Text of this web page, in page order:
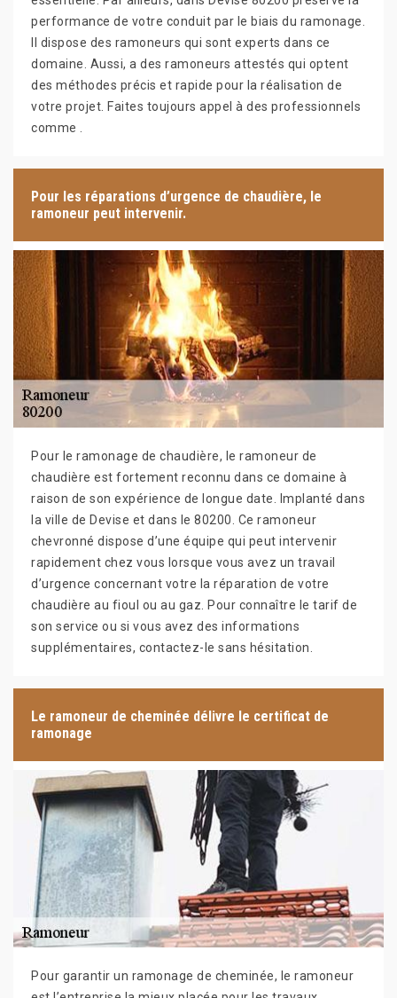
performance de votre conduit par le biais du ramonage.
Il dispose des ramoneurs qui sont experts dans ce
domaine. Aussi, a des ramoneurs attestés qui optent
des méthodes précis et rapide pour la réalisation de
votre projet. Faites toujours appel à des professionnels
comme .
Pour les réparations d’urgence de chaudière, le
ramoneur peut intervenir.
Pour le ramonage de chaudière, le ramoneur de
chaudière est fortement reconnu dans ce domaine à
raison de son expérience de longue date. Implanté dans
la ville de Devise et dans le 80200. Ce ramoneur
chevronné dispose d’une équipe qui peut intervenir
rapidement chez vous lorsque vous avez un travail
d’urgence concernant votre la réparation de votre
chaudière au fioul ou au gaz. Pour connaître le tarif de
son service ou si vous avez des informations
supplémentaires, contactez-le sans hésitation.
Le ramoneur de cheminée délivre le certificat de
ramonage
Pour garantir un ramonage de cheminée, le ramoneur